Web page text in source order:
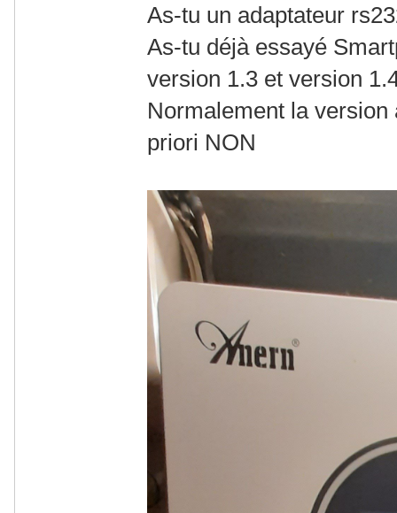
As-tu un adaptateur
As-tu déjà essayé
version 1.3 et version
Normalement la
priori NON